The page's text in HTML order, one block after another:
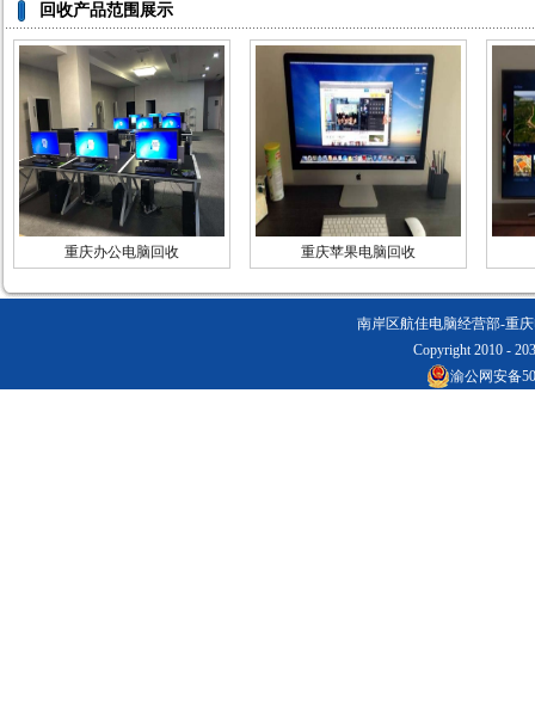
回收产品范围展示
重庆办公电脑回收 重庆苹果电脑回收
南岸区航佳电脑经营部-重庆
Copyright 2010 -
渝公网安备